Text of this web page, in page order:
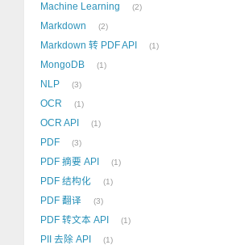
Machine Learning 2
Markdown 2
Markdown 转 PDF API 1
MongoDB 1
NLP 3
OCR 1
OCR API 1
PDF 3
PDF 摘要 API 1
PDF 结构化 1
PDF 翻译 3
PDF 转文本 API 1
PII 去除 API 1